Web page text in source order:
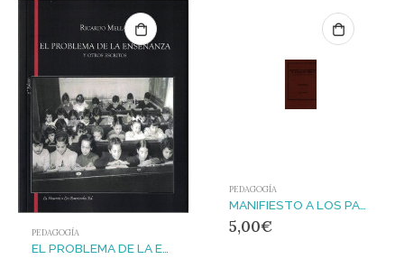
PEDAGOGÍA
EL PROBLEMA DE LA ENSEÑANZA Y OTROS ESCRITOS
PEDAGOGÍA
5,00€